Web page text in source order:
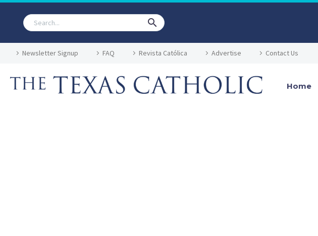
Newsletter Signup FAQ Revista Católica Advertise Contact Us
Home